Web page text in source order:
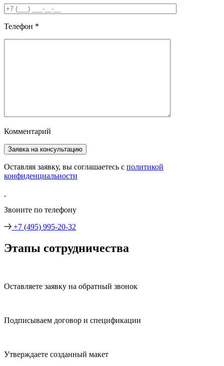
Телефон *
Комментарий
Оставляя заявку, вы соглашаетесь с политикой
конфиденциальности
Звоните по телефону
+7 (495) 995-20-32
Этапы сотрудничества
Оставляете заявку на обратный звонок
Подписываем договор и спецификации
Утверждаете созданный макет